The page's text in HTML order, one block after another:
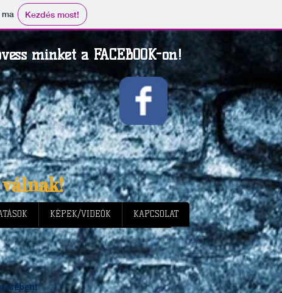
Kezdés most!
minket a FACEBOOK-on!
KÉPEK/VIDEÓK KAPCSOLAT